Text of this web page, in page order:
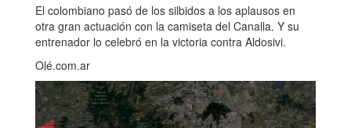
El colombiano pasó de los silbidos a los aplausos en
otra gran actuación con la camiseta del Canalla. Y su
entrenador lo celebró en la victoria contra Aldosivi.
Olé.com.ar